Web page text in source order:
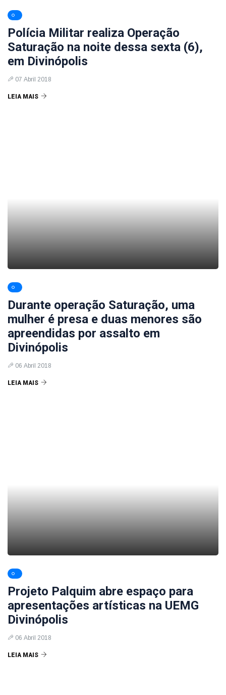
Polícia Militar realiza Operação
Saturação na noite dessa sexta (6),
em Divinópolis
07 Abril 2018
LEIA MAIS
Durante operação Saturação, uma
mulher é presa e duas menores são
apreendidas por assalto em
Divinópolis
06 Abril 2018
LEIA MAIS
Projeto Palquim abre espaço para
apresentações artísticas na UEMG
Divinópolis
06 Abril 2018
LEIA MAIS